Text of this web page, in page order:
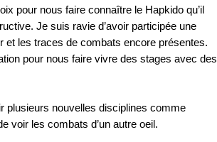
pour nous faire connaître le Hapkido qu’il
Je suis ravie d’avoir participée une
et les traces de combats encore présentes.
pour nous faire vivre des stages avec des
plusieurs nouvelles disciplines comme
voir les combats d’un autre oeil.